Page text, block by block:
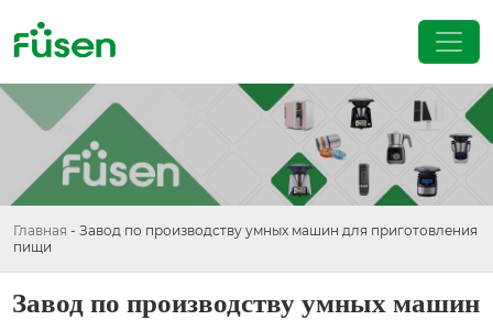
Главная - Завод по производству умных машин для приготовления
пищи
Завод по производству умных машин